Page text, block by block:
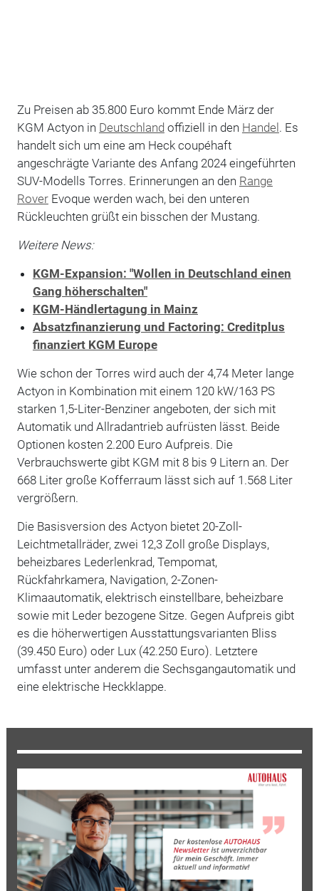
Zu Preisen ab 35.800 Euro kommt Ende März der
KGM Actyon in Deutschland offiziell in den Handel. Es
handelt sich um eine am Heck coupéhaft
angeschrägte Variante des Anfang 2024 eingeführten
SUV-Modells Torres. Erinnerungen an den Range
RoverEvoque werden wach, bei den unteren
Rückleuchten grüßt ein bisschen der Mustang.
Weitere News:
KGM-Expansion: "Wollen in Deutschland einen
Gang höherschalten"
KGM-Händlertagung in Mainz
Absatzfinanzierung und Factoring: Creditplus
finanziert KGM Europe
Wie schon der Torres wird auch der 4,74 Meter lange
Actyon in Kombination mit einem 120 kW/163 PS
starken 1,5-Liter-Benziner angeboten, der sich mit
Automatik und Allradantrieb aufrüsten lässt. Beide
Optionen kosten 2.200 Euro Aufpreis. Die
Verbrauchswerte gibt KGM mit 8 bis 9 Litern an. Der
668 Liter große Kofferraum lässt sich auf 1.568 Liter
vergrößern.
Die Basisversion des Actyon bietet 20-Zoll-
Leichtmetallräder, zwei 12,3 Zoll große Displays,
beheizbares Lederlenkrad, Tempomat,
Rückfahrkamera, Navigation, 2-Zonen-
Klimaautomatik, elektrisch einstellbare, beheizbare
sowie mit Leder bezogene Sitze. Gegen Aufpreis gibt
es die höherwertigen Ausstattungsvarianten Bliss
(39.450 Euro) oder Lux (42.250 Euro). Letztere
umfasst unter anderem die Sechsgangautomatik und
eine elektrische Heckklappe.